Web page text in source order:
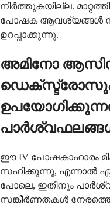
നിർത്തുകയില്ല.
പോഷക ആവശ്യങ്ങൾ
ഉറപ്പാക്കുന്നു.
അമിനോ
ഈ IV പോഷകാഹാരം
സഹിക്കുന്നു, എന്നാൽ
പോലെ, ഇതിനും
സങ്കീർണതകൾ